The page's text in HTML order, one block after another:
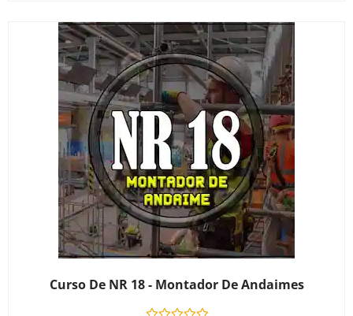
Curso De NR 18 - Montador De Andaimes